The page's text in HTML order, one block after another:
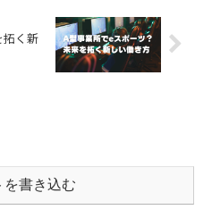
拓く新
を書き込む